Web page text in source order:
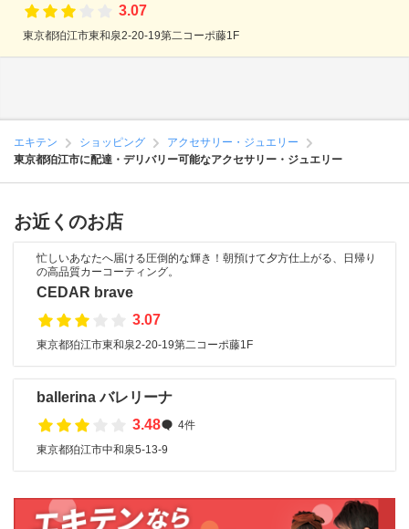
3.07
東京都狛江市東和泉2-20-19第二コーポ藤1F
エキテン ショッピング
アクセサリー・ジュエリー
東京都狛江市に配達・デリバリー可能なアクセサリー・ジュエリー
お近くのお店
忙しいあなたへ届ける圧倒的な輝き！朝預けて夕方仕上がる、日帰り
の高品質カーコーティング。
CEDAR brave
3.07
東京都狛江市東和泉2-20-19第二コーポ藤1F
ballerina バレリーナ
3.48
4件
東京都狛江市中和泉5-13-9